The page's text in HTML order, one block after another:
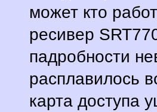
может кто
ресивер
падробности
расплавилось
карта доступа